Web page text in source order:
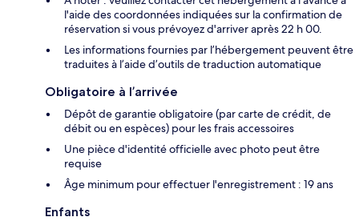
l'aide des coordonnées indiquées sur la confirmation de
réservation si vous prévoyez d'arriver après 22 h 00.
Les informations fournies par l’hébergement peuvent être
traduites à l’aide d’outils de traduction automatique
Obligatoire à l’arrivée
Dépôt de garantie obligatoire (par carte de crédit, de
débit ou en espèces) pour les frais accessoires
Une pièce d'identité officielle avec photo peut être
requise
Âge minimum pour effectuer l'enregistrement : 19 ans
Enfants